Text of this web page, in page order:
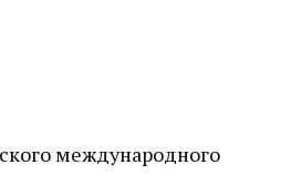
международного